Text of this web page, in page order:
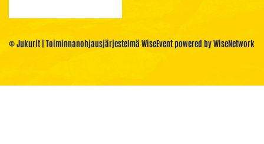
© Jukurit | Toiminnanohjausjärjestelmä WiseEventpowered byWiseNetwork